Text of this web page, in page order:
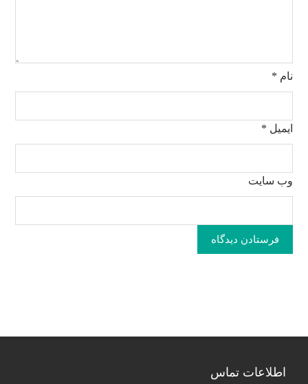
نام *
ایمیل *
وب‌ سایت
فرستادن دیدگاه
اطلاعات تماس